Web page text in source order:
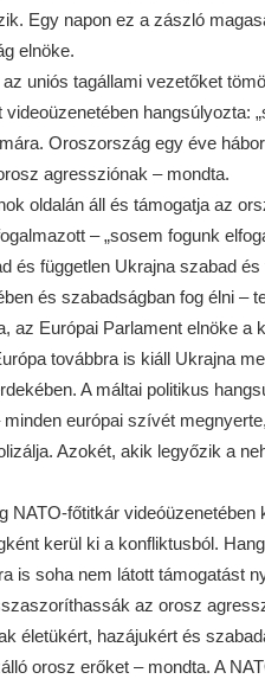
Egy napon ez a zászló
elnöke.
uniós tagállami vezetőket
videoüzenetében hangsúlyozta:
Oroszország egy éve
agressziónak – mondta.
oldalán áll és támogatja az
– „sosem fogunk
és független Ukrajna szabad
és szabadságban fog élni –
az Európai Parlament elnöke a
továbbra is kiáll Ukrajna
A máltai politikus
európai szívét
Azokét, akik legyőzik a
NATO-főtitkár
kerül ki a konfliktusból.
is soha nem látott támogatást
az orosz
életükért, hazájukért és
orosz erőket – mondta. A